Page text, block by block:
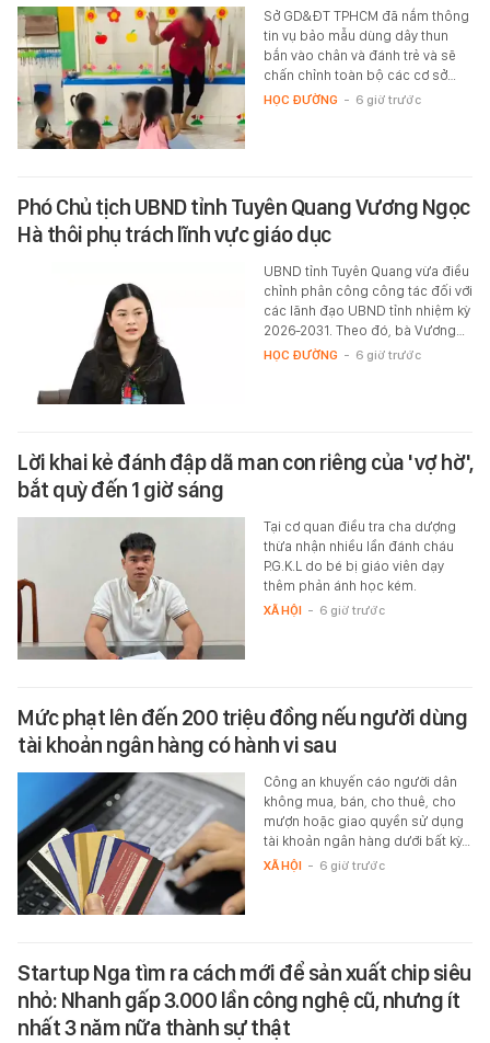
Sở GD&ĐT TPHCM đã nắm thông
tin vụ bảo mẫu dùng dây thun
bắn vào chân và đánh trẻ và sẽ
chấn chỉnh toàn bộ các cơ sở…
HỌC ĐƯỜNG - 6 giờ trước
Phó Chủ tịch UBND tỉnh Tuyên Quang Vương Ngọc
Hà thôi phụ trách lĩnh vực giáo dục
UBND tỉnh Tuyên Quang vừa điều
chỉnh phân công công tác đối với
các lãnh đạo UBND tỉnh nhiệm kỳ
2026-2031. Theo đó, bà Vương…
HỌC ĐƯỜNG - 6 giờ trước
Lời khai kẻ đánh đập dã man con riêng của 'vợ hờ',
bắt quỳ đến 1 giờ sáng
Tại cơ quan điều tra cha dượng
thừa nhận nhiều lần đánh cháu
P.G.K.L do bé bị giáo viên dạy
thêm phản ánh học kém.
XÃ HỘI - 6 giờ trước
Mức phạt lên đến 200 triệu đồng nếu người dùng
tài khoản ngân hàng có hành vi sau
Công an khuyến cáo người dân
không mua, bán, cho thuê, cho
mượn hoặc giao quyền sử dụng
tài khoản ngân hàng dưới bất kỳ…
XÃ HỘI - 6 giờ trước
Startup Nga tìm ra cách mới để sản xuất chip siêu
nhỏ: Nhanh gấp 3.000 lần công nghệ cũ, nhưng ít
nhất 3 năm nữa thành sự thật